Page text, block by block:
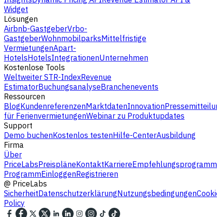
Widget
Lösungen
Airbnb-GastgeberVrbo-
GastgeberWohnmobilparksMittelfristige
VermietungenApart-
HotelsHotelsIntegrationenUnternehmen
Kostenlose Tools
Weltweiter STR-IndexRevenue
EstimatorBuchungsanalyseBranchenevents
Ressourcen
BlogKundenreferenzenMarktdatenInnovation
für FerienvermietungenWebinar zu Produktupdates
Support
Demo buchenKostenlos testenHilfe-CenterAusbildung
Firma
Über
PriceLabsPreispläneKontaktKarriereEmpfehlungsprogramm
ProgrammEinloggenRegistrieren
@ PriceLabs
SicherheitDatenschutzerklärungNutzungsbedingungen
Policy